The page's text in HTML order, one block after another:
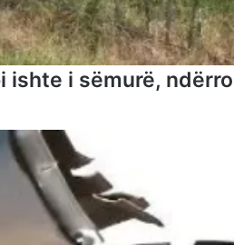
ishte i sëmurë,